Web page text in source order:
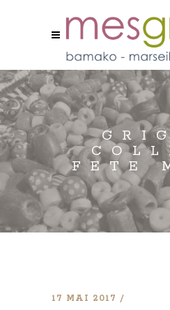
FETE
17 MAI 2017